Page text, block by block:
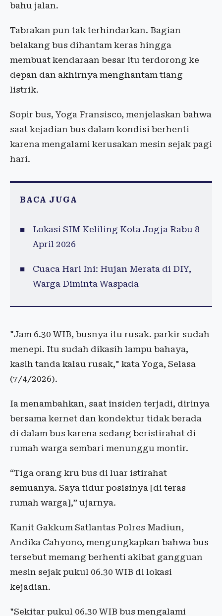
bahu jalan.
Tabrakan pun tak terhindarkan. Bagian
belakang bus dihantam keras hingga
membuat kendaraan besar itu terdorong ke
depan dan akhirnya menghantam tiang
listrik.
Sopir bus, Yoga Fransisco, menjelaskan bahwa
saat kejadian bus dalam kondisi berhenti
karena mengalami kerusakan mesin sejak pagi
hari.
BACA JUGA
Lokasi SIM Keliling Kota Jogja Rabu 8
April 2026
Cuaca Hari Ini: Hujan Merata di DIY,
Warga Diminta Waspada
"Jam 6.30 WIB, busnya itu rusak. parkir sudah
menepi. Itu sudah dikasih lampu bahaya,
kasih tanda kalau rusak," kata Yoga, Selasa
(7/4/2026).
Ia menambahkan, saat insiden terjadi, dirinya
bersama kernet dan kondektur tidak berada
di dalam bus karena sedang beristirahat di
rumah warga sembari menunggu montir.
“Tiga orang kru bus di luar istirahat
semuanya. Saya tidur posisinya [di teras
rumah warga],” ujarnya.
Kanit Gakkum Satlantas Polres Madiun,
Andika Cahyono, mengungkapkan bahwa bus
tersebut memang berhenti akibat gangguan
mesin sejak pukul 06.30 WIB di lokasi
kejadian.
"Sekitar pukul 06.30 WIB bus mengalami